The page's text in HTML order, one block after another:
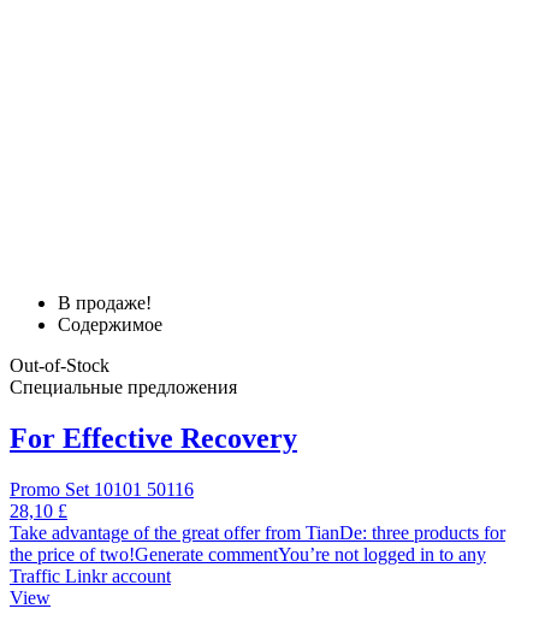
В продаже!
Содержимое
Out-of-Stock
Специальные предложения
For Effective Recovery
Promo Set 10101 50116
28,10 £
Take advantage of the great offer from TianDe: three products for
the price of two!Generate commentYou’re not logged in to any
Traffic Linkr account
View